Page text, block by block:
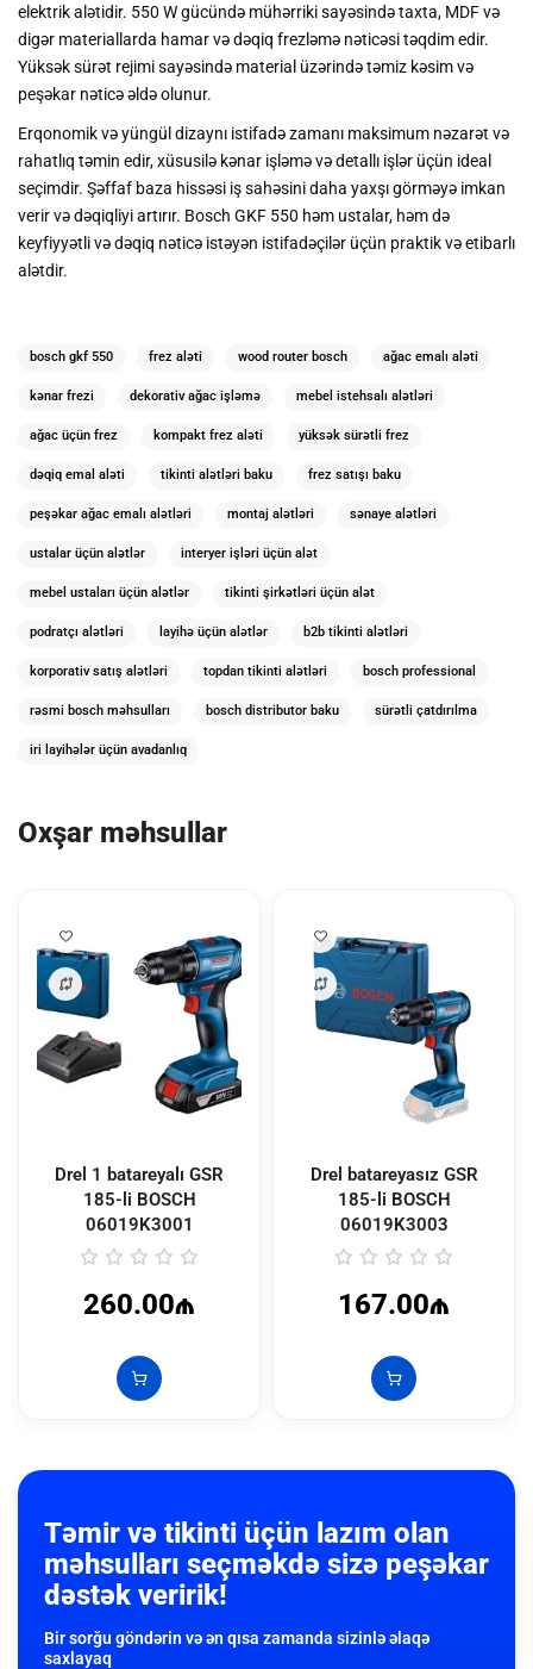
elektrik alətidir. 550 W gücündə mühərriki sayəsində taxta, MDF və
digər materiallarda hamar və dəqiq frezləmə nəticəsi təqdim edir.
Yüksək sürət rejimi sayəsində material üzərində təmiz kəsim və
peşəkar nəticə əldə olunur.
Erqonomik və yüngül dizaynı istifadə zamanı maksimum nəzarət və
rahatlıq təmin edir, xüsusilə kənar işləmə və detallı işlər üçün ideal
seçimdir. Şəffaf baza hissəsi iş sahəsini daha yaxşı görməyə imkan
verir və dəqiqliyi artırır. Bosch GKF 550 həm ustalar, həm də
keyfiyyətli və dəqiq nəticə istəyən istifadəçilər üçün praktik və etibarlı
alətdir.
bosch gkf 550 frez aləti wood router bosch ağac emalı aləti
kənar frezi dekorativ ağac işləmə mebel istehsalı alətləri
ağac üçün frez kompakt frez aləti yüksək sürətli frez
dəqiq emal aləti tikinti alətləri baku frez satışı baku
peşəkar ağac emalı alətləri montaj alətləri sənaye alətləri
ustalar üçün alətlər interyer işləri üçün alət
mebel ustaları üçün alətlər tikinti şirkətləri üçün alət
podratçı alətləri layihə üçün alətlər b2b tikinti alətləri
korporativ satış alətləri topdan tikinti alətləri bosch professional
rəsmi bosch məhsulları bosch distributor baku sürətli çatdırılma
iri layihələr üçün avadanlıq
Oxşar məhsullar
Drel 1 batareyalı GSR
185-li BOSCH
06019K3001
260.00₼
Drel batareyasız GSR
185-li BOSCH
06019K3003
167.00₼
Təmir və tikinti üçün lazım olan
məhsulları seçməkdə sizə peşəkar
dəstək veririk!
Bir sorğu göndərin və ən qısa zamanda sizinlə əlaqə
saxlayaq